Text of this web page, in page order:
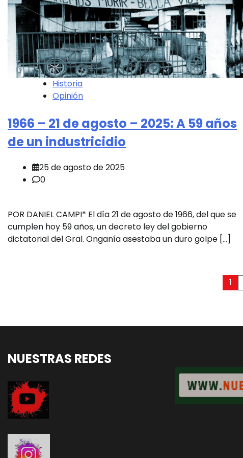
Historia
Opinión
1966 – 21 de agosto – 2025: A 59 años
de un industricidio
25 de agosto de 2025
0
POR DANIEL CAMPI* El día 21 de agosto de 1966, del que se
cumplen hoy 59 años, un decreto ley del gobierno
dictatorial del Gral. Onganía asestaba un duro golpe […]
1
NUESTRAS REDES